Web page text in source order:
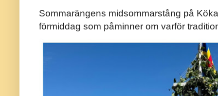
Sommarängens midsommarstång på
förmiddag som påminner om varför